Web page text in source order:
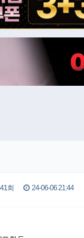
회 24-06-06 21:44